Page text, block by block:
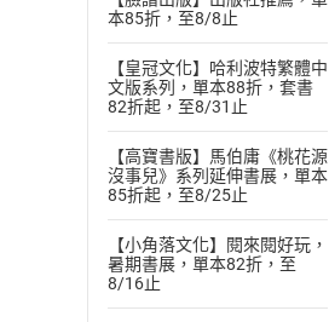
本85折，至8/8止
【皇冠文化】哈利波特繁體中
文版系列，單本88折，套書
82折起，至8/31止
【高寶書版】馬伯庸《桃花源
沒事兒》系列延伸書展，單本
85折起，至8/25止
【小角落文化】閱來閱好玩，
暑期書展，單本82折，至
8/16止